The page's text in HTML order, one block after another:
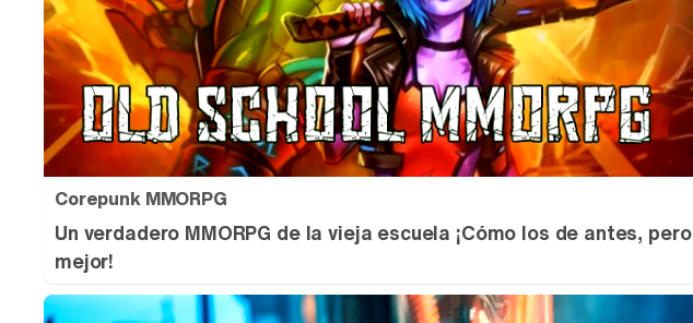
Corepunk MMORPG
Un verdadero MMORPG de la vieja escuela ¡Cómo los de antes, pero
mejor!